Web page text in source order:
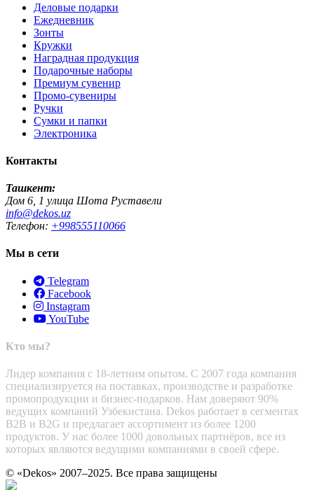
Деловые подарки
Ежедневник
Зонты
Кружки
Наградная продукция
Подарочные наборы
Премиум сувенир
Промо-сувениры
Ручки
Сумки и папки
Электроника
Контакты
Ташкент:
Дом 6, 1 улица Шота Руставели
info@dekos.uz
Телефон: +998555110066
Мы в сети
Telegram
Facebook
Instagram
YouTube
Кто мы?
Лидер компания с 18-летним опытом. С 2007 года компания
специализируется на поставках, производстве и разработке
промопродукции и бизнес-подарков. Нам доверяют 90%
ведущих компаний Узбекистана. Dekos работает в сегментах
B2B и B2G и предлагает ассортимент из более 1200
продуктов. У нас более 1000 довольных партнёров, все из
которых являются ведущими компаниями в своей сфере.
© «Dekos» 2007–2025. Все права защищены